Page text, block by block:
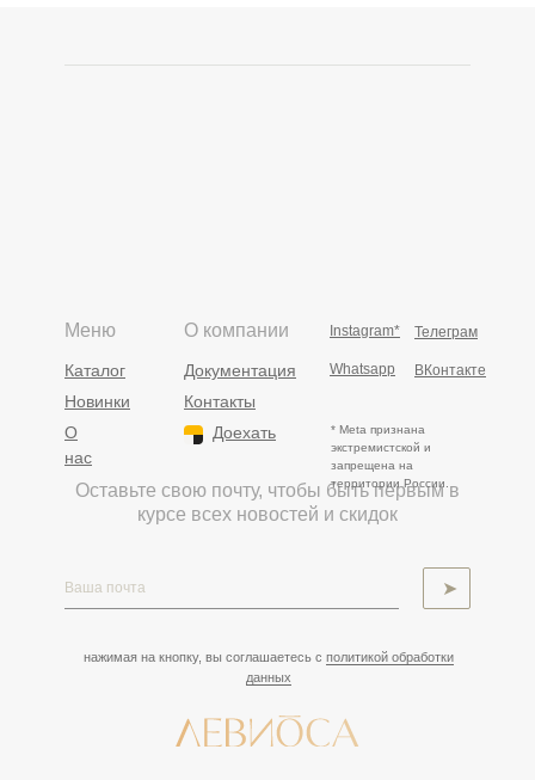
Оставьте свою почту, чтобы быть первым в
курсе всех новостей и скидок
нажимая на кнопку, вы соглашаетесь с политикой обработки
данных
➤
Instagram*
* Meta признана
экстремистской и
запрещена на
территории России.
Whatsapp ВКонтакте
Телеграм
Меню
Каталог
Новинки
О
нас
О компании
Документация
Контакты
Доехать